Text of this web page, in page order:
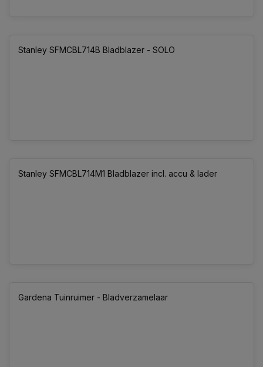
Stanley SFMCBL714B Bladblazer - SOLO
Stanley SFMCBL714M1 Bladblazer incl. accu & lader
Gardena Tuinruimer - Bladverzamelaar